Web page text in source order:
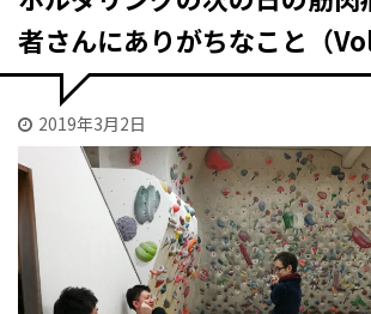
者さんにありがちなこと（
2019年3月2日